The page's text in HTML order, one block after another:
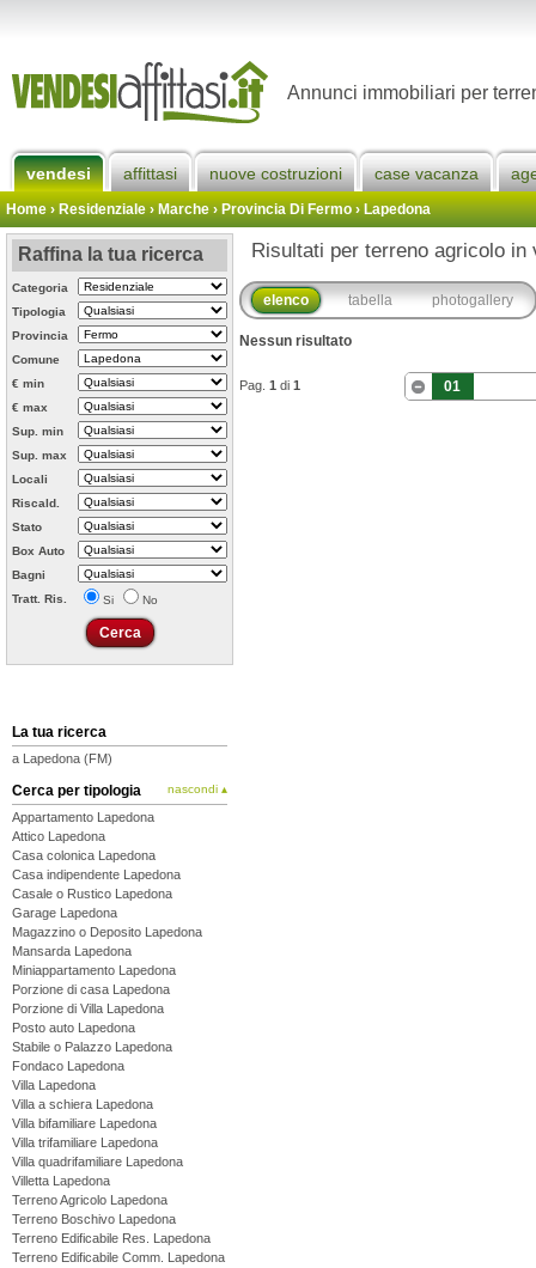
Annunci immobiliari per
vendesi affittasi nuove costruzioni case vacanza
Home› Residenziale › Marche ›Provincia Di Fermo›Lapedona
Raffina la tua ricerca
Categoria
Tipologia
Provincia
Comune
€ min
€ max
Sup. min
Sup. max
Locali
Riscald.
Stato
Box Auto
Bagni
Tratt. Ris.
Si No
La tua ricerca
a Lapedona (FM)
Cerca per tipologia nascondi ▴
Appartamento Lapedona
Attico Lapedona
Casa colonica Lapedona
Casa indipendente Lapedona
Casale o Rustico Lapedona
Garage Lapedona
Magazzino o Deposito Lapedona
Mansarda Lapedona
Miniappartamento Lapedona
Porzione di casa Lapedona
Porzione di Villa Lapedona
Posto auto Lapedona
Stabile o Palazzo Lapedona
Fondaco Lapedona
Villa Lapedona
Villa a schiera Lapedona
Villa bifamiliare Lapedona
Villa trifamiliare Lapedona
Villa quadrifamiliare Lapedona
Villetta Lapedona
Terreno Agricolo Lapedona
Terreno Boschivo Lapedona
Terreno Edificabile Res. Lapedona
Terreno Edificabile Comm. Lapedona
Risultati per terreno agricolo in
elenco tabella photogallery
Nessun risultato
Pag. 1 di 1 01